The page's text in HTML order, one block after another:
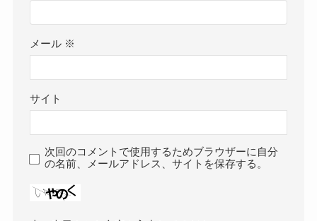
メール ※
サイト
次回のコメントで使用するためブラウザーに自分
の名前、メールアドレス、サイトを保存する。